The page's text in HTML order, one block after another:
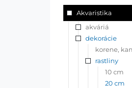
Akvaristika
akváriá
dekorácie
korene,
rastliny
10 cm
20 cm